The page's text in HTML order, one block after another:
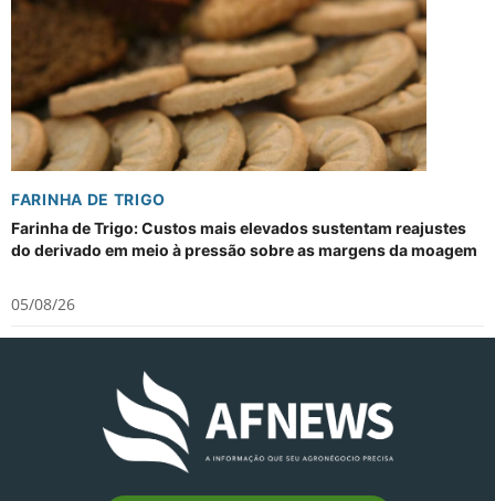
FARINHA DE TRIGO
Farinha de Trigo: Custos mais elevados sustentam reajustes
do derivado em meio à pressão sobre as margens da moagem
05/08/26